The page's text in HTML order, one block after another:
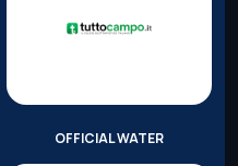
OFFICIAL WATER